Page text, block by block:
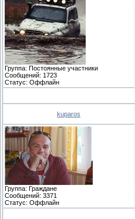
Группа: Постоянные участники
Сообщений: 1723
Статус: Оффлайн
kuparos
Группа: Граждане
Сообщений: 3371
Статус: Оффлайн